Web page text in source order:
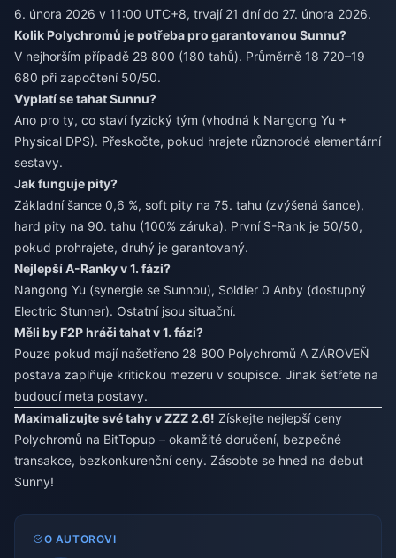
6. února 2026 v 11:00 UTC+8, trvají 21 dní do 27. února 2026.
Kolik Polychromů je potřeba pro garantovanou Sunnu?
V nejhorším případě 28 800 (180 tahů). Průměrně 18 720–19
680 při započtení 50/50.
Vyplatí se tahat Sunnu?
Ano pro ty, co staví fyzický tým (vhodná k Nangong Yu +
Physical DPS). Přeskočte, pokud hrajete různorodé elementární
sestavy.
Jak funguje pity?
Základní šance 0,6 %, soft pity na 75. tahu (zvýšená šance),
hard pity na 90. tahu (100% záruka). První S-Rank je 50/50,
pokud prohrajete, druhý je garantovaný.
Nejlepší A-Ranky v 1. fázi?
Nangong Yu (synergie se Sunnou), Soldier 0 Anby (dostupný
Electric Stunner). Ostatní jsou situační.
Měli by F2P hráči tahat v 1. fázi?
Pouze pokud mají našetřeno 28 800 Polychromů A ZÁROVEŇ
postava zaplňuje kritickou mezeru v soupisce. Jinak šetřete na
budoucí meta postavy.
Maximalizujte své tahy v ZZZ 2.6! Získejte nejlepší ceny
Polychromů na BitTopup – okamžité doručení, bezpečné
transakce, bezkonkurenční ceny. Zásobte se hned na debut
Sunny!
O AUTOROVI